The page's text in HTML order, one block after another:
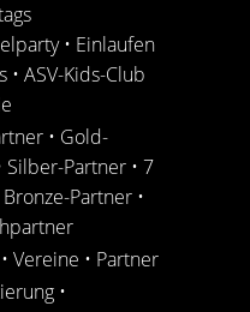
• Einlaufen
• ASV-Kids-Club
• Gold-
Silber-Partner • 7
Bronze-Partner •
• Vereine • Partner
•